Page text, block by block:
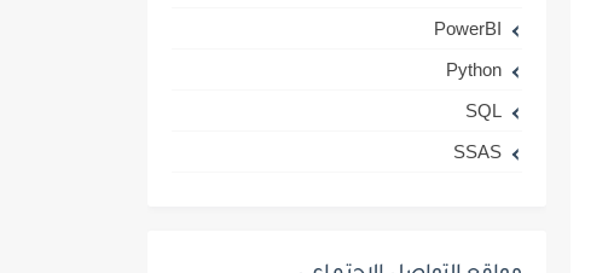
PowerBI
Python
SQL
SSAS